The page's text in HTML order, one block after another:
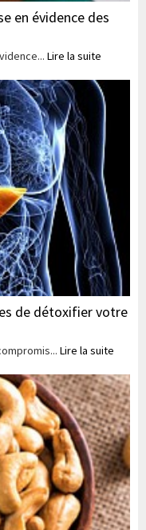
en évidence des
Lire la suite
de détoxifier votre
Lire la suite